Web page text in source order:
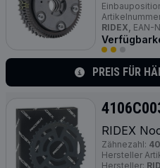
RIDEX, EAN-
PREIS FÜR
RIDEX
Zähnezahl:
Hersteller
Hersteller: